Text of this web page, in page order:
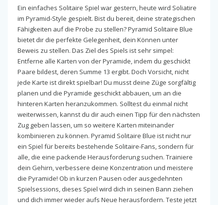
Ein einfaches Solitaire Spiel war gestern, heute wird Soliatire
im Pyramid-Style gespielt. Bist du bereit, deine strategischen
Fähigkeiten auf die Probe zu stellen? Pyramid Solitaire Blue
bietet dir die perfekte Gelegenheit, dein Können unter
Beweis zu stellen. Das Ziel des Spiels ist sehr simpel:
Entferne alle Karten von der Pyramide, indem du geschickt
Paare bildest, deren Summe 13 ergibt. Doch Vorsicht, nicht
jede Karte ist direkt spielbar! Du musst deine Züge sorgfältig
planen und die Pyramide geschickt abbauen, um an die
hinteren Karten heranzukommen. Solltest du einmal nicht
weiterwissen, kannst du dir auch einen Tipp für den nächsten
Zug geben lassen, um so weitere Karten miteinander
kombinieren zu können. Pyramid Solitaire Blue ist nicht nur
ein Spiel für bereits bestehende Solitaire-Fans, sondern für
alle, die eine packende Herausforderung suchen. Trainiere
dein Gehirn, verbessere deine Konzentration und meistere
die Pyramide! Ob in kurzen Pausen oder ausgedehnten
Spielsessions, dieses Spiel wird dich in seinen Bann ziehen
und dich immer wieder aufs Neue herausfordern. Teste jetzt